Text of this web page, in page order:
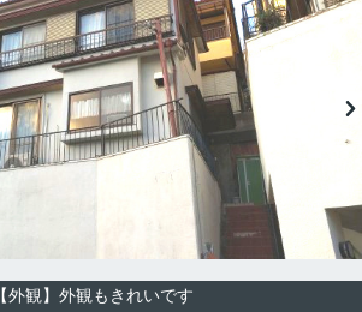
【外観】外観もきれいです